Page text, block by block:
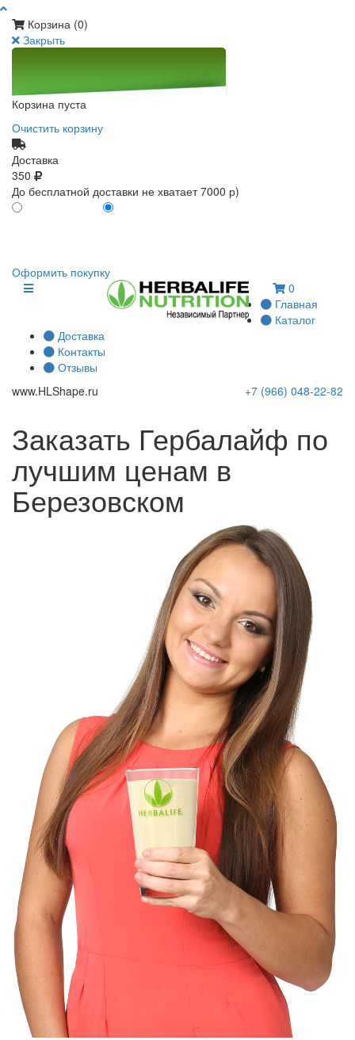
Корзина (0)
Закрыть
Корзина пуста
Очистить корзину
Доставка
350
До бесплатной доставки не хватает 7000 р)
Оформить покупку
0
Главная
Каталог
Доставка
Контакты
Отзывы
www.HLShape.ru +7 (966) 048-22-82
Заказать Гербалайф по
лучшим ценам в
Березовском